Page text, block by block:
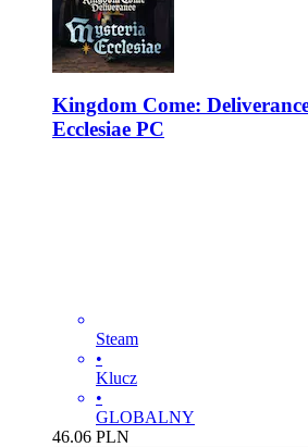
Kingdom Come:
Ecclesiae PC
Steam
•
Klucz
•
GLOBALNY
46.06 PLN